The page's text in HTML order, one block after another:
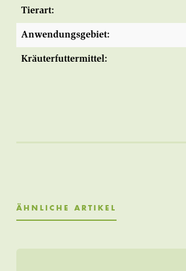
Tierart:
Anwendungsgebiet:
Kräuterfuttermittel:
ÄHNLICHE ARTIKEL